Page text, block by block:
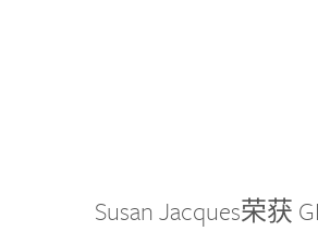
Susan Jacques荣获